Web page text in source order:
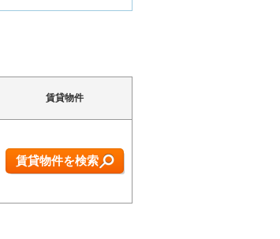
賃貸物件
賃貸物件を検索